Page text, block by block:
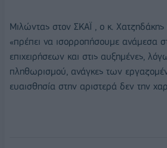
Μιλώντας στον ΣΚΑΪ , ο κ. Χατζηδάκης
«πρέπει να ισορροπήσουμε ανάμεσα
επιχειρήσεων και στις αυξημένες,
πληθωρισμού, ανάγκες των
ευαισθησία στην αριστερά δεν την